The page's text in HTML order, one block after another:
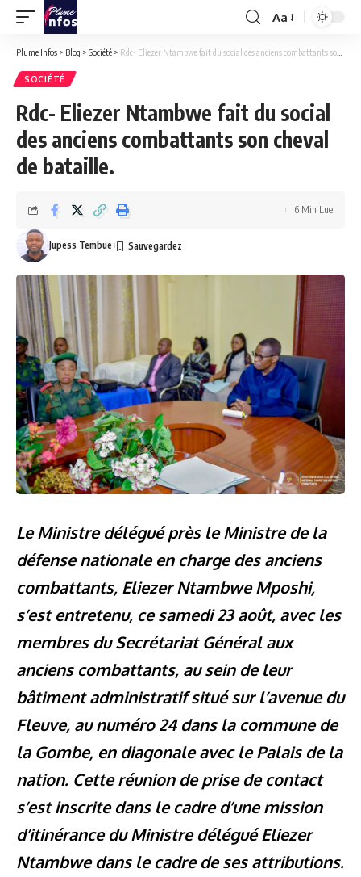
Font
Resizer
Aa
Plume Infos > Blog > Société > Rdc- Eliezer Ntambwe fait du social des anciens combattants son cheval de bataille.
SOCIÉTÉ
Rdc- Eliezer Ntambwe fait du social
des anciens combattants son cheval
de bataille.
Jupess Tembue
6 Min Lue
Le Ministre délégué près le Ministre de la
défense nationale en charge des anciens
combattants, Eliezer Ntambwe Mposhi,
s’est entretenu, ce samedi 23 août, avec les
membres du Secrétariat Général aux
anciens combattants, au sein de leur
bâtiment administratif situé sur l’avenue du
Fleuve, au numéro 24 dans la commune de
la Gombe, en diagonale avec le Palais de la
nation. Cette réunion de prise de contact
s’est inscrite dans le cadre d’une mission
d’itinérance du Ministre délégué Eliezer
Ntambwe dans le cadre de ses attributions.